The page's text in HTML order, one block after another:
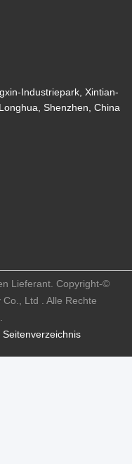
Industriepark, Xintian-
Shenzhen, China
Seitenverzeichnis
Lieferant. Copyright-©
Ltd . Alle Rechte